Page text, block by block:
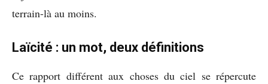
terrain-là au moins.
Laïcité : un mot, deux définitions
Ce rapport différent aux choses du ciel se répercute